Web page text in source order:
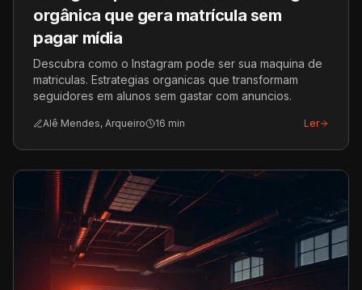
orgânica que gera matrícula sem
pagar mídia
Descubra como o Instagram pode ser sua maquina de
matriculas. Estrategias organicas que transformam
seguidores em alunos sem gastar com anuncios.
Alê Mendes, Arqueiro 16 min Ler